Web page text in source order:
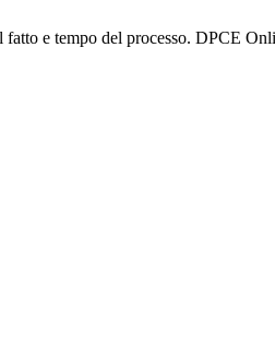
e tempo del processo. DPCE